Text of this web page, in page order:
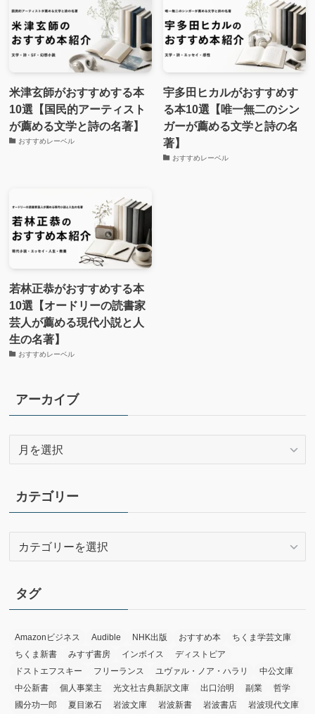
米津玄師がおすすめする本
10選【国民的アーティスト
が薦める文学と詩の名著】
おすすめレーベル
宇多田ヒカルがおすすめす
る本10選【唯一無二のシン
ガーが薦める文学と詩の名
著】
おすすめレーベル
若林正恭がおすすめする本
10選【オードリーの読書家
芸人が薦める現代小説と人
生の名著】
おすすめレーベル
アーカイブ
イ
ブ
カテゴリー
リ
ー
タグ
Amazonビジネス Audible NHK出版 おすすめ本
ちくま学芸文庫
ちくま新書
みすず書房 インボイス
ディストピア
ドストエフスキー
フリーランス ユヴァル・ノア・ハラリ
中公文庫
中公新書
個人事業主 光文社古典新訳文庫 出口治明 副業
哲学
國分功一郎
夏目漱石 岩波文庫 岩波新書 岩波書店 岩波現代文庫